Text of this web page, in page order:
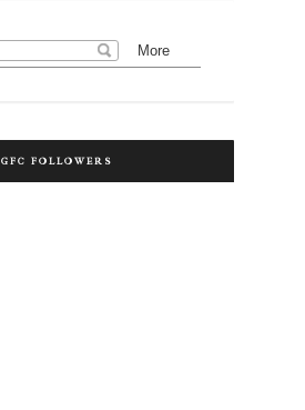
GFC FOLLOWERS